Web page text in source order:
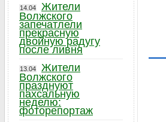
14.04
Жители
Волжского
запечатлели
прекрасную
двойную радугу
после ливня
13.04
Жители
Волжского
празднуют
пахсальную
неделю:
фоторепортаж